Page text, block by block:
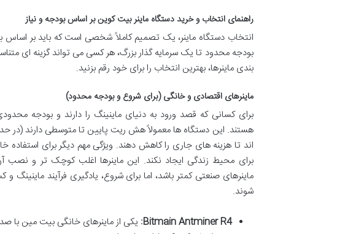
راهنمای انتخاب و خرید دستگاه ماینر بیت کوین بر اساس بودجه و نیاز
انتخاب دستگاه ماینر، یک تصمیم کاملاً شخصی است که باید بر
بودجه محدود تا یک سرمایه گذار بزرگ، هر کسی می تواند گزینه ای
بندی ماینرها، بهترین انتخاب را برای خود رقم بزنید.
ماینرهای اقتصادی و خانگی (برای شروع و بودجه محدود)
برای کسانی که قصد ورود به دنیای ماینینگ را دارند و بودجه
برای محیط زندگی ایجاد نکند. این ماینرها اغلب کوچک تر و
ماینرهای صنعتی کمتر باشد، اما برای شروع، یادگیری فرآیند
شوند.
Bitmain Antminer R4: